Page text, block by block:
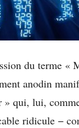
du terme «
anodin
qui, lui,
ridicule −